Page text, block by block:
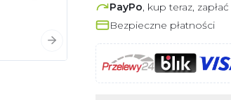
Następny slajd
PayPo, kup teraz,
Bezpieczne płatności